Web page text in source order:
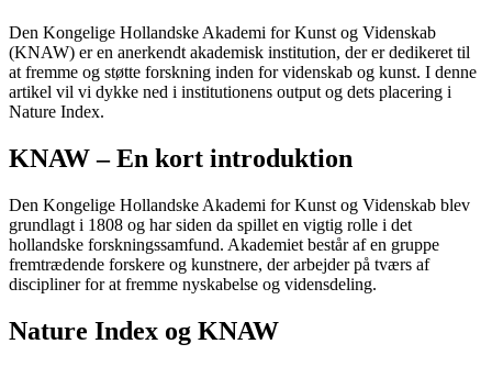
Den Kongelige Hollandske Akademi for Kunst og Videnskab
(KNAW) er en anerkendt akademisk institution, der er dedikeret til
at fremme og støtte forskning inden for videnskab og kunst. I denne
artikel vil vi dykke ned i institutionens output og dets placering i
Nature Index.
KNAW – En kort introduktion
Den Kongelige Hollandske Akademi for Kunst og Videnskab blev
grundlagt i 1808 og har siden da spillet en vigtig rolle i det
hollandske forskningssamfund. Akademiet består af en gruppe
fremtrædende forskere og kunstnere, der arbejder på tværs af
discipliner for at fremme nyskabelse og vidensdeling.
Nature Index og KNAW